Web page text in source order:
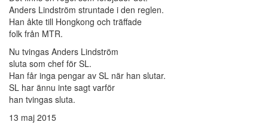
Anders Lindström struntade i den reglen.
Han åkte till Hongkong och träffade
folk från MTR.
Nu tvingas Anders Lindström
sluta som chef för SL.
Han får inga pengar av SL när han slutar.
SL har ännu inte sagt varför
han tvingas sluta.
13 maj 2015